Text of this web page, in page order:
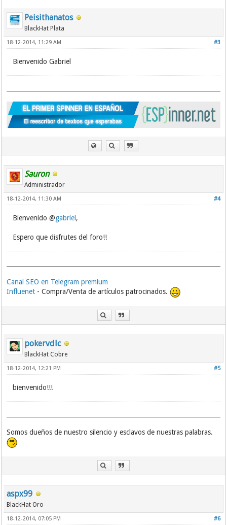
Peisithanatos
BlackHat Plata
#3
18-12-2014, 11:29 AM
Bienvenido Gabriel
Sauron
Administrador
#4
18-12-2014, 11:30 AM
Bienvenido @gabriel ,
Espero que disfrutes del foro!!
Canal SEO en Telegram premium
Influenet - Compra/Venta de artículos patrocinados.
pokervdlc
BlackHat Cobre
#5
18-12-2014, 12:21 PM
bienvenido!!!
Somos dueños de nuestro silencio y esclavos de nuestras palabras.
aspx99
BlackHat Oro
#6
18-12-2014, 07:05 PM